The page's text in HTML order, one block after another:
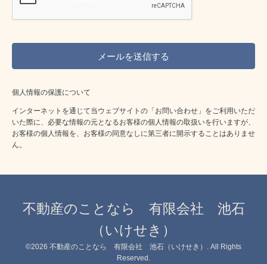
個人情報の保護について
インターネットを通じて当ウェブサイトの「お問い合わせ」をご利用いただ
いた際に、必要な情報の元となるお客様の個人情報の取扱いを行いますが、
お客様の個人情報を、お客様の同意なしに第三者に開示することはありませ
ん。
不動産のことなら 有限会社 池石
（いけせき）
©2026 不動産のことなら 有限会社 池石（いけせき） . All Rights
Reserved.